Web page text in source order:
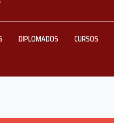
DIPLOMADOS CURSOS